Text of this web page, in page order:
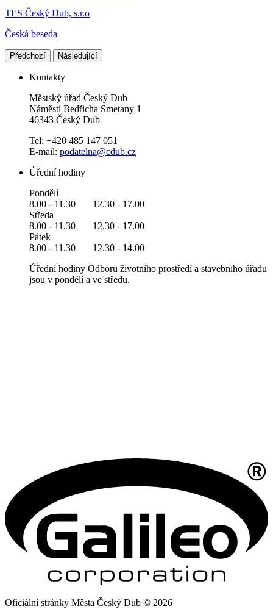
TES Český Dub, s.r.o
Česká beseda
Předchozí Následující
Kontakty
Městský úřad Český Dub
Náměstí Bedřicha Smetany 1
46343 Český Dub
Tel: +420 485 147 051
E-mail: podatelna@cdub.cz
Úřední hodiny
Pondělí
8.00 - 11.30 12.30 - 17.00
Středa
8.00 - 11.30 12.30 - 17.00
Pátek
8.00 - 11.30 12.30 - 14.00
Úřední hodiny Odboru životního prostředí a stavebního úřadu
jsou v pondělí a ve středu.
Oficiální stránky Města Český Dub © 2026